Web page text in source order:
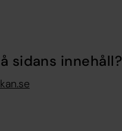
sidans innehåll?